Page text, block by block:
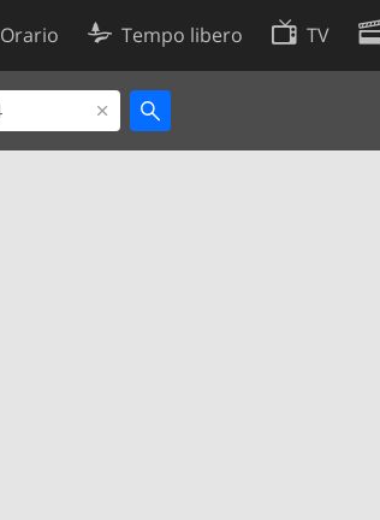
Orario Tempo libero TV
Politica sui cookie
Preferenze cookie